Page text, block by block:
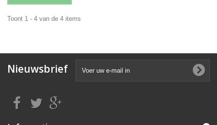
Toont 1 - 4 van de 4 items
Nieuwsbrief